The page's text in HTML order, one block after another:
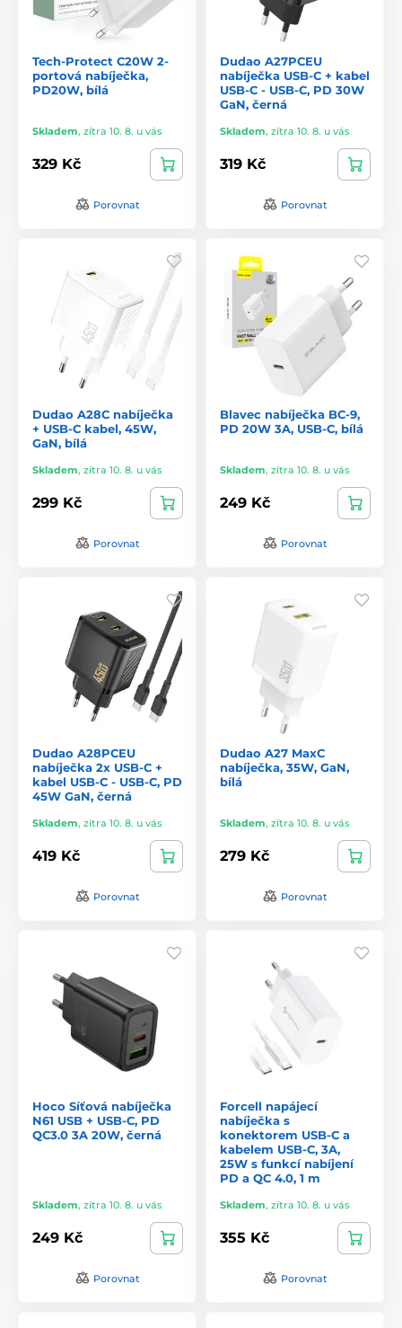
Tech-Protect C20W 2-
portová nabíječka,
PD20W, bílá
Skladem, zítra 10. 8. u vás
329 Kč
Porovnat
Dudao A27PCEU
nabíječka USB-C + kabel
USB-C - USB-C, PD 30W
GaN, černá
Skladem, zítra 10. 8. u vás
319 Kč
Porovnat
Dudao A28C nabíječka
+ USB-C kabel, 45W,
GaN, bílá
Skladem, zítra 10. 8. u vás
299 Kč
Porovnat
Blavec nabíječka BC-9,
PD 20W 3A, USB-C, bílá
Skladem, zítra 10. 8. u vás
249 Kč
Porovnat
Dudao A28PCEU
nabíječka 2x USB-C +
kabel USB-C - USB-C, PD
45W GaN, černá
Skladem, zítra 10. 8. u vás
419 Kč
Porovnat
Dudao A27 MaxC
nabíječka, 35W, GaN,
bílá
Skladem, zítra 10. 8. u vás
279 Kč
Porovnat
Hoco Síťová nabíječka
N61 USB + USB-C, PD
QC3.0 3A 20W, černá
Skladem, zítra 10. 8. u vás
249 Kč
Porovnat
Forcell napájecí
nabíječka s
konektorem USB-C a
kabelem USB-C, 3A,
25W s funkcí nabíjení
PD a QC 4.0, 1 m
Skladem, zítra 10. 8. u vás
355 Kč
Porovnat